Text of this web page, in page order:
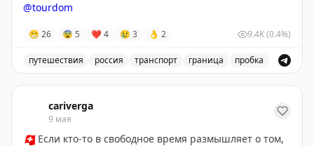
@tourdom
😁 26 😨 5 ❤ 4 😢 3 👌 2 9.4K(0.4%)
путешествия россия транспорт граница пробка
cariverga
9 мая
🇨🇭Если кто-то в свободное время размышляет о том,